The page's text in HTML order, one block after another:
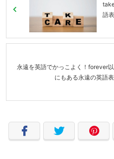
語
永遠を英語でかっこよく！forever
にもある永遠の英語